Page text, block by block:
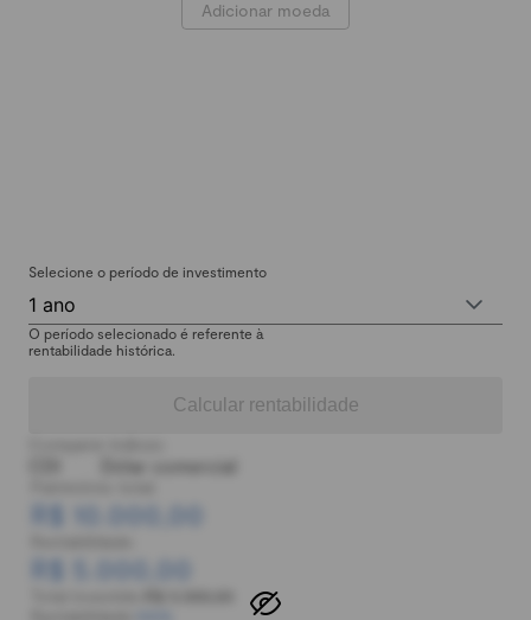
Adicionar moeda
Selecione o período de investimento
1 ano
O período selecionado é referente à
rentabilidade histórica.
Calcular rentabilidade
Dólar comercial
R$ 10.000,00
R$ 5.000,00